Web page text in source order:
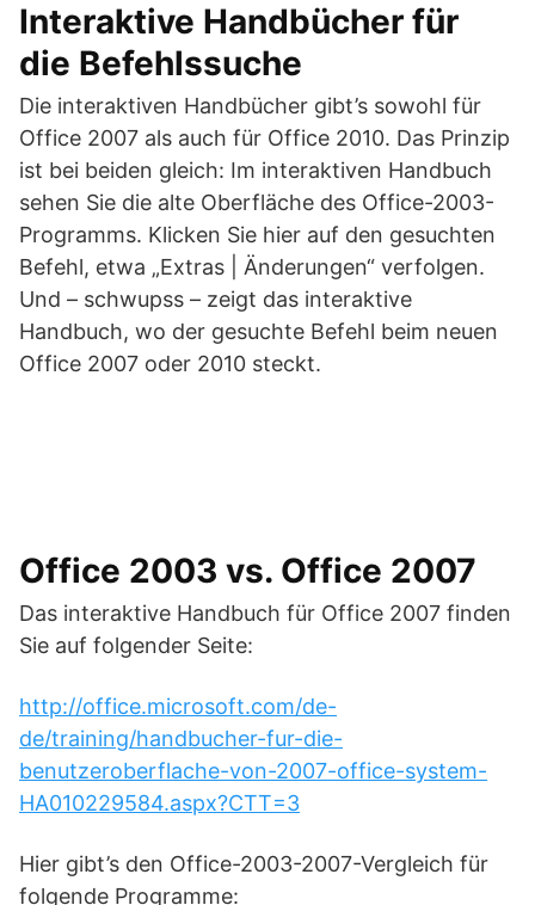
Interaktive Handbücher für
die Befehlssuche
Die interaktiven Handbücher gibt’s sowohl für
Office 2007 als auch für Office 2010. Das Prinzip
ist bei beiden gleich: Im interaktiven Handbuch
sehen Sie die alte Oberfläche des Office-2003-
Programms. Klicken Sie hier auf den gesuchten
Befehl, etwa „Extras | Änderungen“ verfolgen.
Und – schwupss – zeigt das interaktive
Handbuch, wo der gesuchte Befehl beim neuen
Office 2007 oder 2010 steckt.
Office 2003 vs. Office 2007
Das interaktive Handbuch für Office 2007 finden
Sie auf folgender Seite:
http://office.microsoft.com/de-
de/training/handbucher-fur-die-
benutzeroberflache-von-2007-office-system-
HA010229584.aspx?CTT=3
Hier gibt’s den Office-2003-2007-Vergleich für
folgende Programme: